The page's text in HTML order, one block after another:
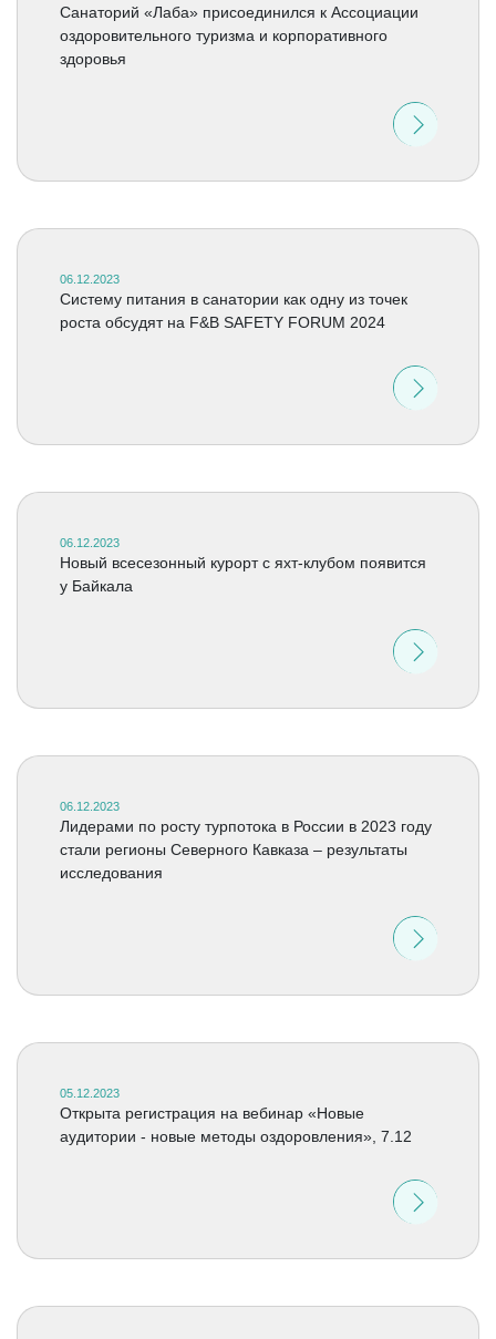
Санаторий «Лаба» присоединился к Ассоциации
оздоровительного туризма и корпоративного
здоровья
06.12.2023
Систему питания в санатории как одну из точек
роста обсудят на F&B SAFETY FORUM 2024
06.12.2023
Новый всесезонный курорт с яхт-клубом появится
у Байкала
06.12.2023
Лидерами по росту турпотока в России в 2023 году
стали регионы Северного Кавказа – результаты
исследования
05.12.2023
Открыта регистрация на вебинар «Новые
аудитории - новые методы оздоровления», 7.12